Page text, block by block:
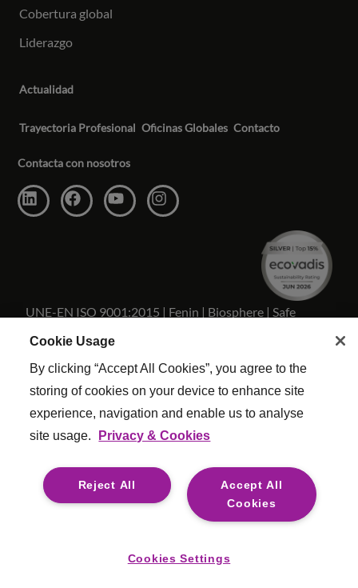
Cobertura global
Liderazgo
Actualidad
Trayectoria Profesional Oficinas Globales Contacto
Contacta con nosotros
UNE-EN ISO 9001:2015 | Fenin | Biosphere | Safe
Travels
reservados.
Términos y condiciones| Configuracion De Cookies
Politica Calidad
Esclavitud moderna| Legal
For media opportunities please contact
Safecall, línea directa para denunciar irregularidades de forma
Cookie Usage
By clicking “Accept All Cookies”, you agree to the
storing of cookies on your device to enhance site
experience, navigation and enable us to analyse
site usage.
Privacy & Cookies
Accept All
Cookies
Reject All
Cookies Settings